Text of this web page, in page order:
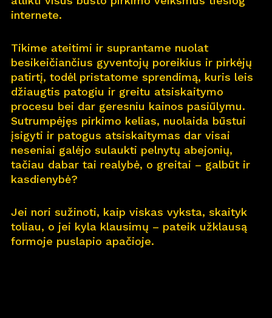
Apiemus
Karjera 11
Naujienos
Nauj ų namų kortelė
Kontaktai
internete.
Tikime ateitimi ir suprantame nuolat
besikeičiančius gyventojų poreikius ir pirkėjų
patirtį, todėl pristatome sprendimą, kuris leis
džiaugtis patogiu ir greitu atsiskaitymo
procesu bei dar geresniu kainos pasiūlymu.
Sutrumpėjęs pirkimo kelias, nuolaida būstui
įsigyti ir patogus atsiskaitymas dar visai
neseniai galėjo sulaukti pelnytų abejonių,
tačiau dabar tai realybė, o greitai – galbūt ir
kasdienybė?
Jei nori sužinoti, kaip viskas vyksta, skaityk
toliau, o jei kyla klausimų – pateik užklausą
formoje puslapio apačioje.